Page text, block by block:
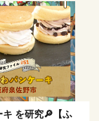
を研究🔎【ふ